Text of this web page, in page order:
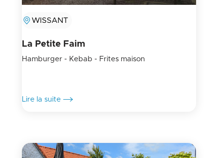
WISSANT
La Petite Faim
Hamburger - Kebab - Frites maison
Lire la suite